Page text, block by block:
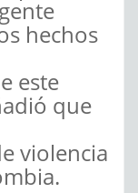
hechos
este
que
violencia